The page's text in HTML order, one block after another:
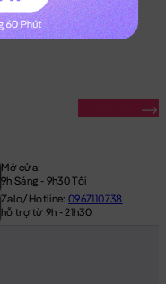
Mở cửa:
9h Sáng - 9h30 Tối
Zalo/Hotline:0967110738
hỗ trợ từ 9h - 21h30